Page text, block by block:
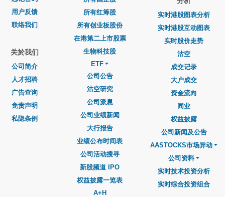
用户反馈
联络我们
关於我们
公司简介
人才招聘
广告查询
免责声明
私隐条例
所有红筹股
所有创业板股份
在港第二上市股票
生物科技股
ETF
公司公告
沽空研究
公司派息
公司业绩新闻
大行报告
业绩公布时间表
公司活动搜寻
新股频道 IPO
权益披露一览表
A+H
实时港股图表分析
实时港股互动图表
实时股价走势
沽空
成交记录
大户成交
资金流向
同业
权益披露
公司新闻及公告
AASTOCKS市场异动
公司资料
实时技术投资分析
实时综合投资组合